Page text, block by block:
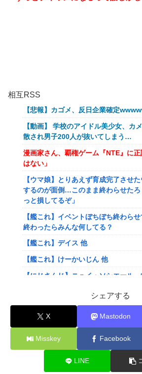
相互RSS
【悲報】カゴメ、反日企業確定
【動画】 学校のアイドル美少女、カ
散され男子200人が抜いてしまう…
漫画家さん、覇権ゲーム『NTE』に
はない」
【ウマ娘】とりあえず育成完了させ
するのが面倒…このまま終わらせた
っと損してるぞ」
【艦これ】イベントぼちぼち終わら
終わったらみんな何してる？
【艦これ】デイス 他
【艦これ】けーかいじん 他
【にじさんじ】ニュイ・ソシエール
【にじさんじ】ひゃくまんてんばらサ
「安心と引き換えに」
【VTuber】ばあちゃる、引退を発
で詳細を説明「ずっと続けられなくて
【8/9(日)15:00】
可愛すぎるおむすび屋さん（28）、
シェアする
X Mastodon
Misskey Facebook
LINE